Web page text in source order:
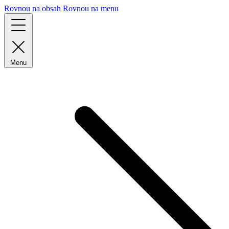
Rovnou na obsah Rovnou na menu
Menu